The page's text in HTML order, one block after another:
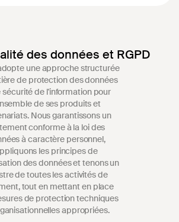
des données et RGPD
une approche structurée
de protection des données
sécurité de l'information pour
de ses produits et
Nous garantissons un
conforme à la loi des
à caractère personnel,
les principes de
des données et tenons un
de toutes les activités de
tout en mettant en place
de protection techniques
appropriées.